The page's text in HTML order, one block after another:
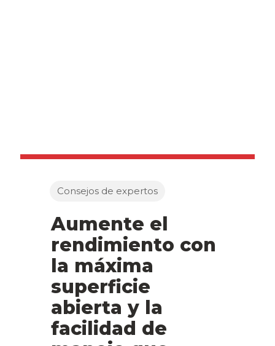
Consejos de expertos
Aumente el
rendimiento con
la máxima
superficie
abierta y la
facilidad de